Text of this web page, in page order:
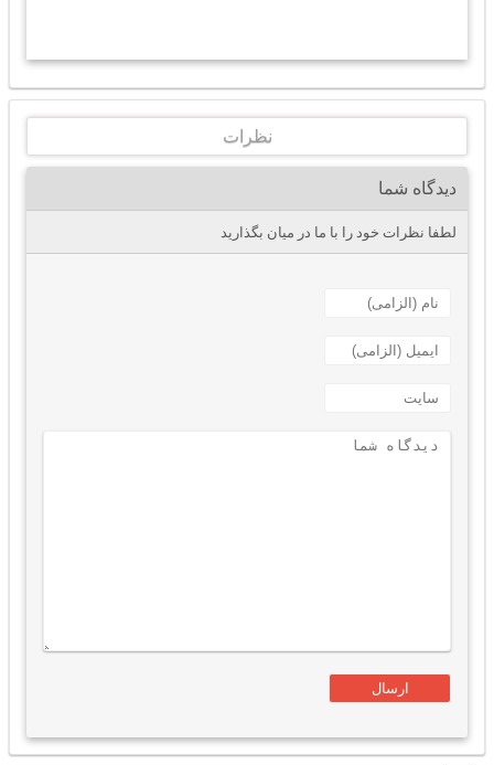
نظرات
دیدگاه شما
لطفا نظرات خود را با ما در میان بگذارید